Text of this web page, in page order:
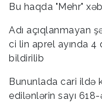
Bu haqda "Mehr"
Adı açıqlanmayan
ci lin aprel ayında 4
bildirilib
Bununlada cari ildə
edilənlərin sayı 618-